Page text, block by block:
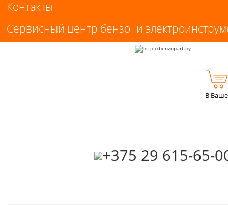
Контакты
Сервисный центр бензо- и
‎+375 29 615-65-
В